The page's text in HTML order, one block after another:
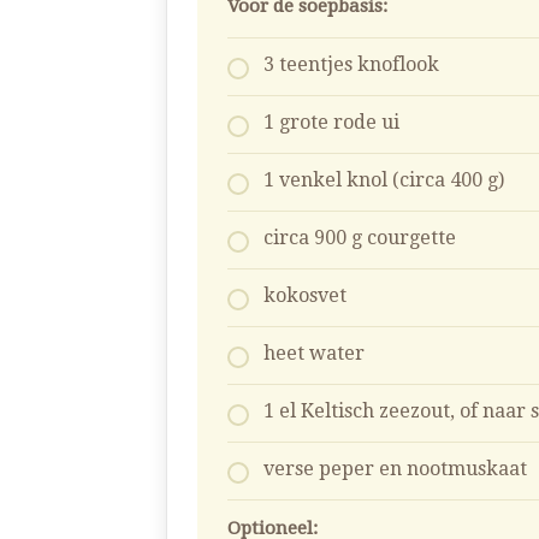
Voor de soepbasis:
3 teentjes knoflook
1 grote rode ui
1 venkel knol (circa 400 g)
circa 900 g courgette
kokosvet
heet water
1 el Keltisch zeezout, of naar
verse peper en nootmuskaat
Optioneel: